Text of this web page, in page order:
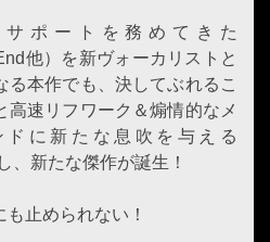
ポートを務めてきた
他）を新ヴォーカリストと
る本作でも、決してぶれるこ
高速リフワーク＆煽情的なメ
に新たな息吹を与える
、新たな傑作が誕生！
止められない！